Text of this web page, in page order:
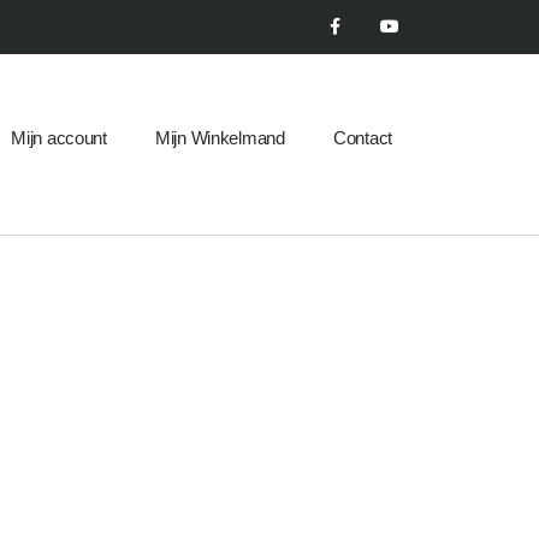
Mijn account Mijn Winkelmand Contact